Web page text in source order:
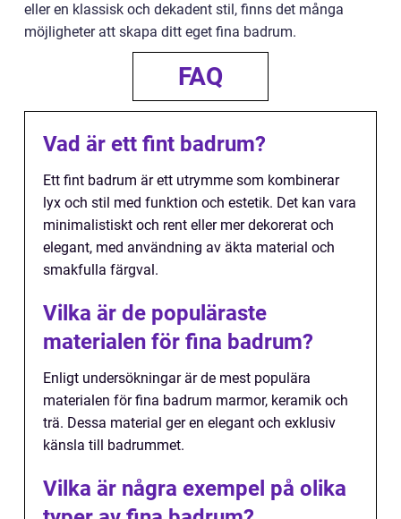
eller en klassisk och dekadent stil, finns det många
möjligheter att skapa ditt eget fina badrum.
FAQ
Vad är ett fint badrum?
Ett fint badrum är ett utrymme som kombinerar
lyx och stil med funktion och estetik. Det kan vara
minimalistiskt och rent eller mer dekorerat och
elegant, med användning av äkta material och
smakfulla färgval.
Vilka är de populäraste
materialen för fina badrum?
Enligt undersökningar är de mest populära
materialen för fina badrum marmor, keramik och
trä. Dessa material ger en elegant och exklusiv
känsla till badrummet.
Vilka är några exempel på olika